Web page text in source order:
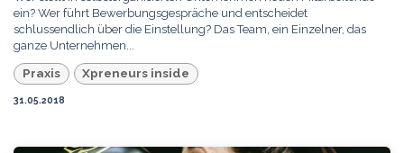
ein? Wer führt Bewerbungsgespräche und entscheidet
schlussendlich über die Einstellung? Das Team, ein Einzelner, das
ganze Unternehmen...
Praxis Xpreneurs inside
31.05.2018